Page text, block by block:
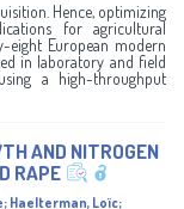
Hence, optimizing
for agricultural
eight European modern
in laboratory and field
a high-throughput
AND NITROGEN
RAPE
; Haelterman, Loïc;